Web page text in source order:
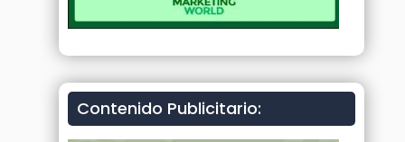
Contenido Publicitario: